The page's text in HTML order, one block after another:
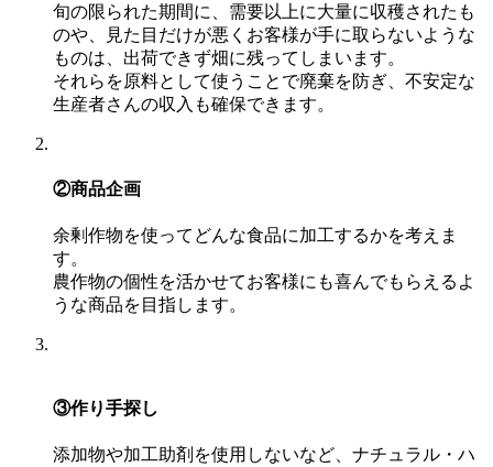
旬の限られた期間に、需要以上に大量に収穫されたも
のや、見た目だけが悪くお客様が手に取らないような
ものは、出荷できず畑に残ってしまいます。
それらを原料として使うことで廃棄を防ぎ、不安定な
生産者さんの収入も確保できます。
②商品企画
余剰作物を使ってどんな食品に加工するかを考えま
す。
農作物の個性を活かせてお客様にも喜んでもらえるよ
うな商品を目指します。
③作り手探し
添加物や加工助剤を使用しないなど、ナチュラル・ハ